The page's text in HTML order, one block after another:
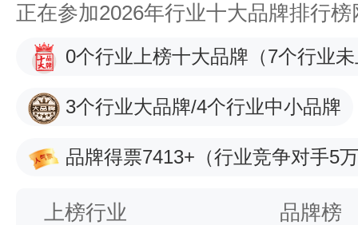
正在参加2026年行业十大品牌排行
0个行业上榜十大品牌 （7个行业
3个行业大品牌/4个行业中小品牌
品牌得票7413+ （行业竞争对手5
上榜行业 品牌榜